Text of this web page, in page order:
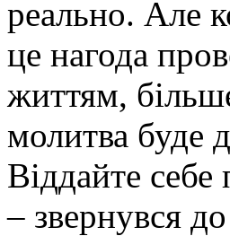
реально. Але
це нагода
життям,
молитва буде
Віддайте
– звернувся